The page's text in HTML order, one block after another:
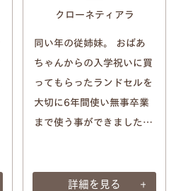
クローネティアラ
同い年の従姉妹。 おばあ
ちゃんからの入学祝いに買
ってもらったランドセルを
大切に6年間使い無事卒業
まで使う事ができました…
詳細を見る